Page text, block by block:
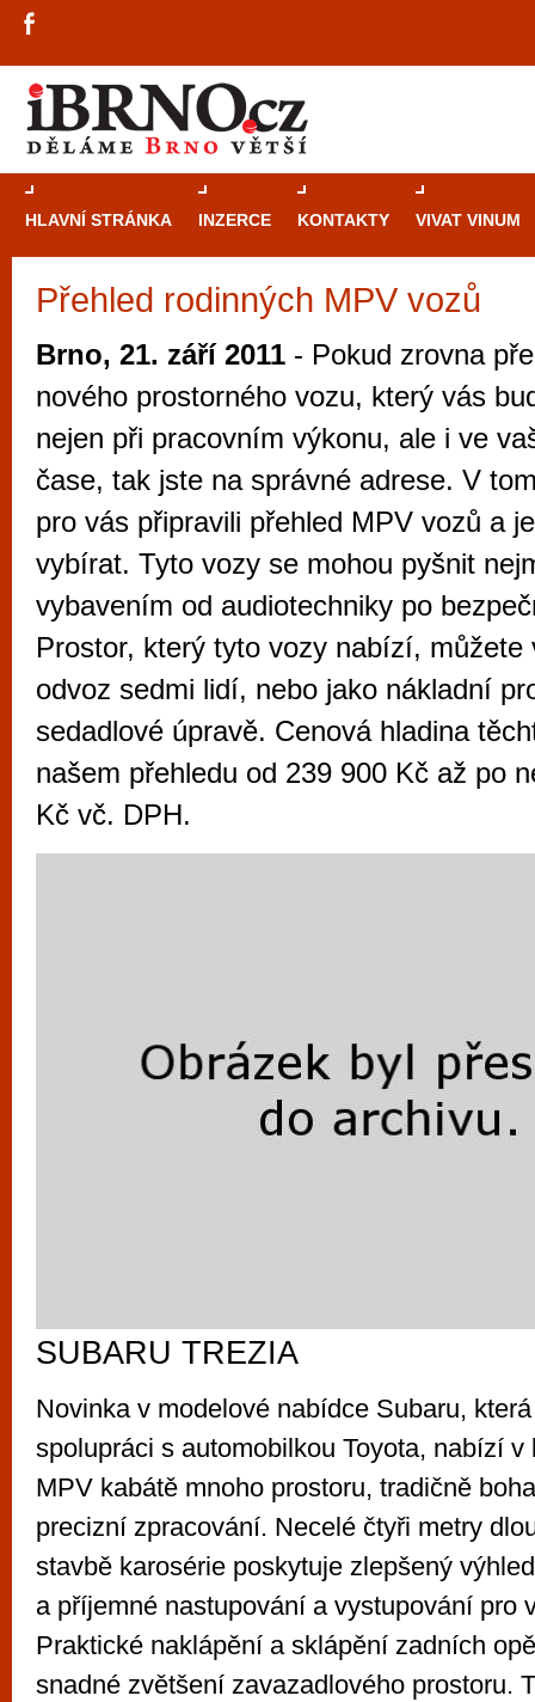
HLAVNÍ STRÁNKA INZERCE KONTAKTY VIVAT VINUM
Přehled rodinných MPV vozů
Brno, 21. září 2011 - Pokud zrovna
nového prostorného vozu, který vás
nejen při pracovním výkonu, ale i ve
čase, tak jste na správné adrese. V
pro vás připravili přehled MPV vozů a
vybírat. Tyto vozy se mohou pyšnit
vybavením od audiotechniky po
Prostor, který tyto vozy nabízí,
odvoz sedmi lidí, nebo jako nákladní
sedadlové úpravě. Cenová hladina
našem přehledu od 239 900 Kč až po
Kč vč. DPH.
SUBARU TREZIA
Novinka v modelové nabídce Subaru,
spolupráci s automobilkou Toyota, nabízí
MPV kabátě mnoho prostoru, tradičně
precizní zpracování. Necelé čtyři metry
stavbě karosérie poskytuje zlepšený
a příjemné nastupování a vystupování pro
Praktické naklápění a sklápění zadních
snadné zvětšení zavazadlového prostoru.
Průvodce
Brně: Od
automaty
Brno je
zajímavé
restaurace,
Mimo jiné je ale také místem, kde si
vyzkoušet různé kasinové hry. V
metropoli naleznete širokou nabídku her
po moderní automaty jak pro pravidelné
příležitostné hráče. V...